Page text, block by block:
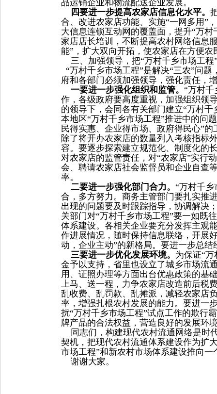
品运销企业和物流配送企业发展。
四要进一步提高农家店信息化水平。
合、改进农家店功能、实施“一网多用”
大信息连锁互动网的覆盖面，提升“万
家店店长培训，不断提高农村网络信息
能”，扩大双向开拓，使农家店在方便
三、加强领导，把“万村千乡市场工程
“万村千乡市场工程”是解决“三农”问
府和各部门必须加强领导，强化责任，
一要进一步强化组织和监管。 “万村千
作，各级政府要高度重视，加强组织领
的领导下，会同各有关部门建立“万村
本地区“万村千乡市场工程”推进中的问
民得实惠、企业得市场、政府得民心”
除了将开办农家店的数量列入考核指标
容。要逐步探索建立规范化、制度化的
对农家店的监管责任，对“农家店”实行
会、聘请农家店社会监督员和企业自查
率。
二要进一步强化部门合力。 “万村千
合，多方努力。商务主管部门要扎实推
出现的问题要及时跟踪指导，协调解决
关部门对“万村千乡市场工程”要一如既
体系建设。各相关企业要充分发挥主观
作进展情况，随时保持信息联络，开展
动，企业主动”的新格局。要进一步总
三要进一步优化发展环境。 为保证“
金予以支持，省里也设立了城乡市场流
用、证照办理等方面出台优惠政策的基
上马、送一程，力争农家店改造前后税
乱收费、乱罚款、乱摊派，减轻农家店
率，增强扎根农村发展的能力。要进一
扰“万村千乡市场工程”试点工作的欺行
牌产品的合法权益，营造良好的发展环
同志们，构建现代农村流通网络是时
契机，把现代农村流通体系建设作为扩
市场工程”和新农村市场体系建设推向一
谢谢大家。